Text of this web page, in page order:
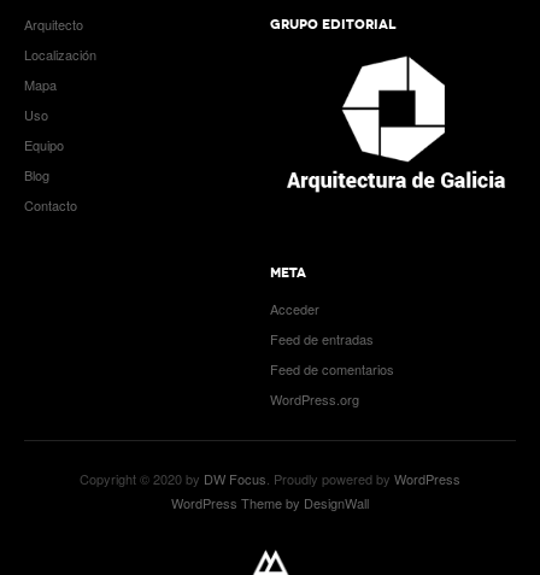
Arquitecto
Localización
Mapa
Uso
Equipo
Blog
Contacto
GRUPO EDITORIAL
META
Acceder
Feed de entradas
Feed de comentarios
WordPress.org
Copyright © 2020 by DW Focus . Proudly powered by WordPress
WordPress Theme by DesignWall